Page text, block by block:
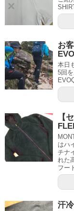
お
本日
5回
【
はハ
チナ
れた
フー
汗